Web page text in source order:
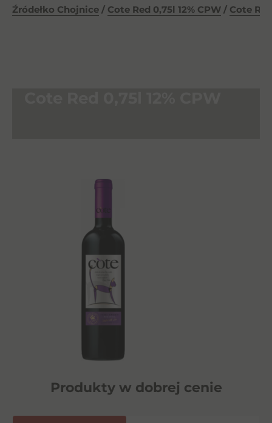
Źródełko Chojnice / Cote Red 0,75l 12% CPW / Cote
Produkty w dobrej cenie